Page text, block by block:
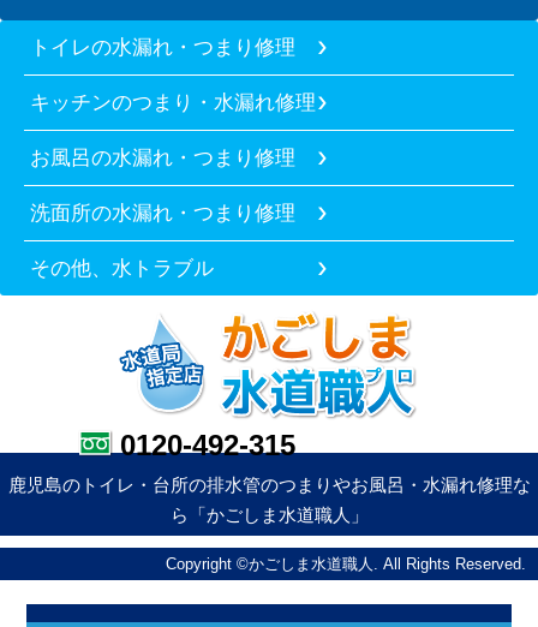
トイレの水漏れ・つまり修理
キッチンのつまり・水漏れ修理
お風呂の水漏れ・つまり修理
洗面所の水漏れ・つまり修理
その他、水トラブル
0120-492-315
鹿児島のトイレ・台所の排水管のつまりやお風呂・水漏れ修理な
ら「かごしま水道職人」
Copyright ©かごしま水道職人. All Rights Reserved.